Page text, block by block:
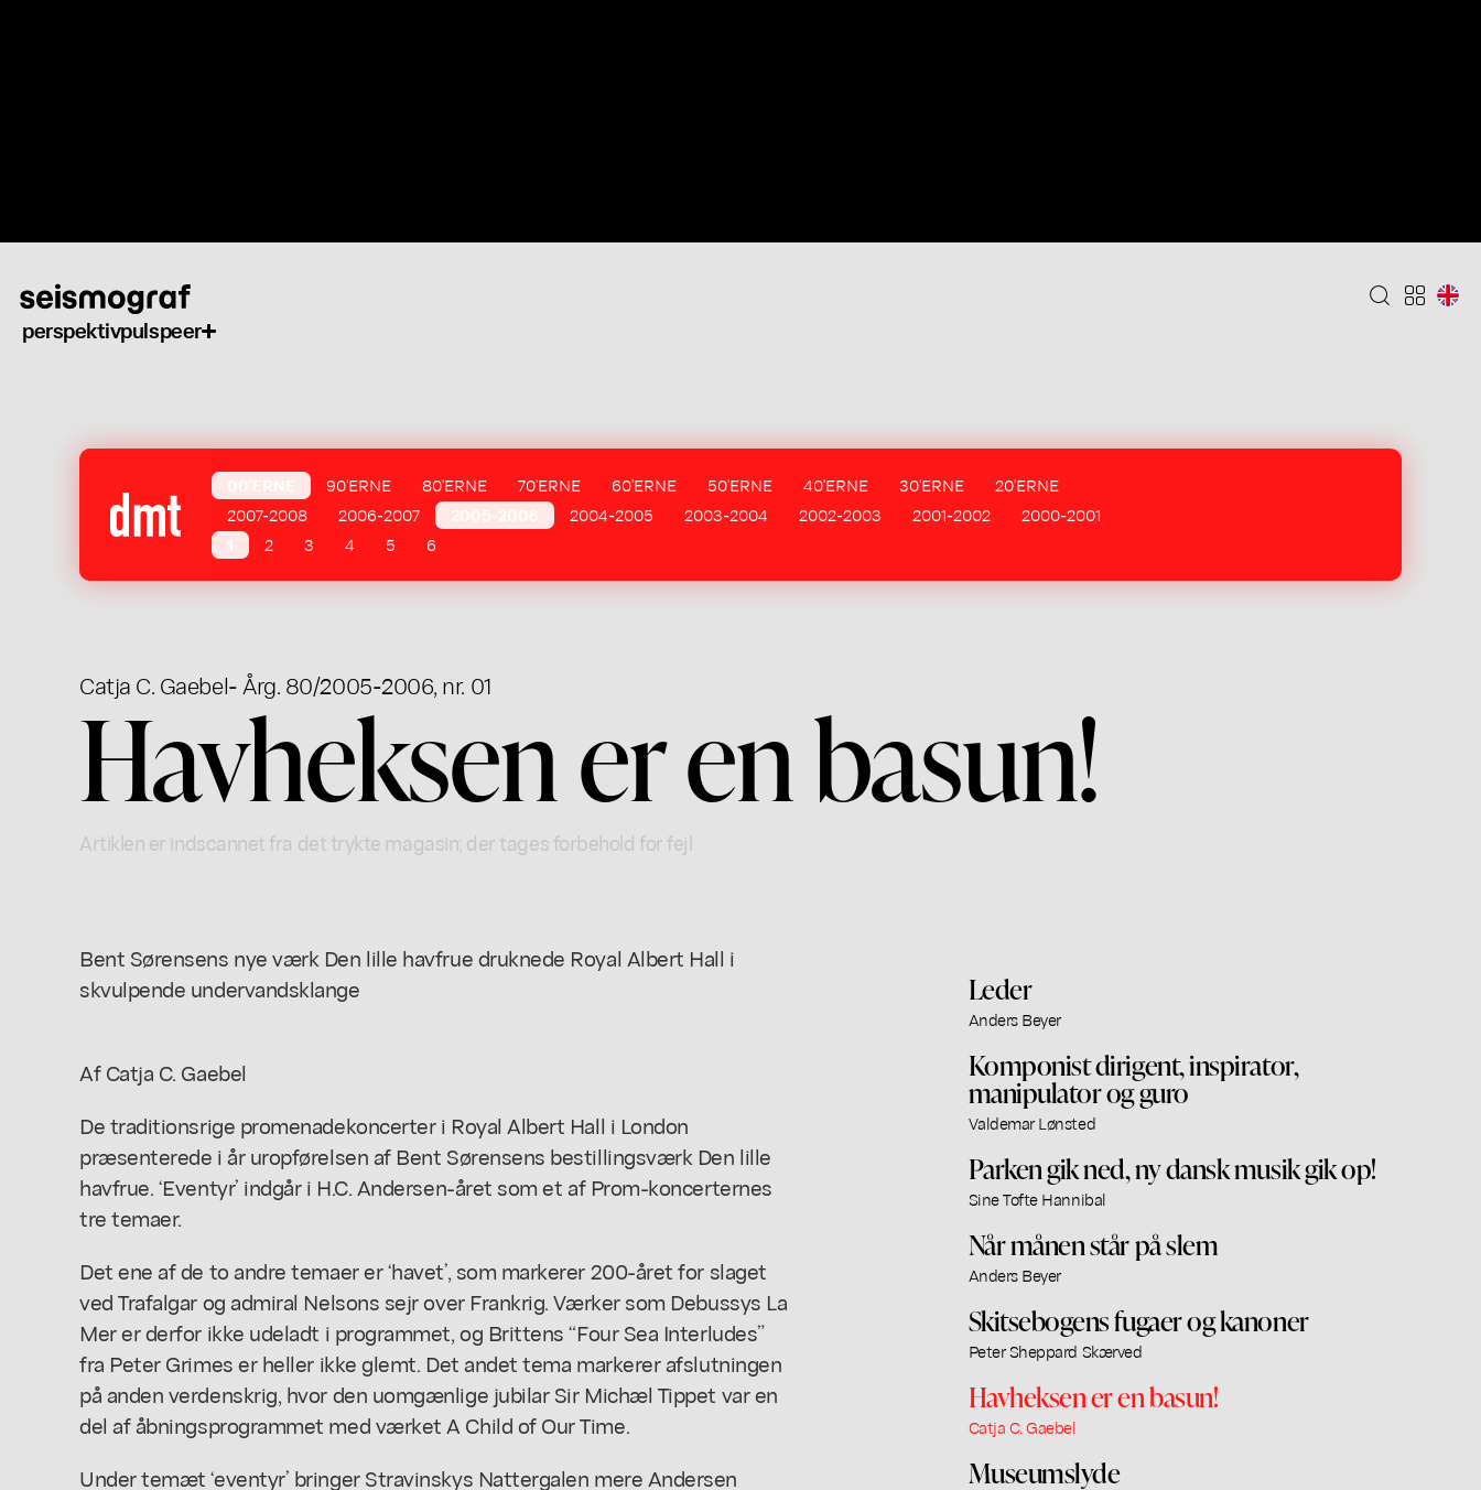
perspektivpulspeer
90'ERNE 80'ERNE 70'ERNE 60'ERNE 50'ERNE 40'ERNE 30'ERNE
20'ERNE
2007-2008
2006-2007 2004-2005 2003-2004 2002-2003 2001-2002
2000-2001
2 3 4 5 6
Catja C. Gaebel- Årg. 80/2005-2006, nr. 01
Havheksen er en basun!
Artiklen er indscannet fra det trykte magasin; der tages forbehold for fejl
Bent Sørensens nye værk Den lille havfrue druknede Royal Albert Hall i
skvulpende undervandsklange
Af Catja C. Gaebel
De traditionsrige promenadekoncerter i Royal Albert Hall i London
præsenterede i år uropførelsen af Bent Sørensens bestillingsværk Den lille
havfrue. ‘Eventyr’ indgår i H.C. Andersen-året som et af Prom-koncerternes
tre temaer.
Det ene af de to andre temaer er ‘havet’, som markerer 200-året for slaget
ved Trafalgar og admiral Nelsons sejr over Frankrig. Værker som Debussys La
Mer er derfor ikke udeladt i programmet, og Brittens “Four Sea Interludes”
fra Peter Grimes er heller ikke glemt. Det andet tema markerer afslutningen
på anden verdenskrig, hvor den uomgænlige jubilar Sir Michæl Tippet var en
del af åbningsprogrammet med værket A Child of Our Time.
Under temæt ‘eventyr’ bringer Stravinskys Nattergalen mere Andersen
Leder
Anders Beyer
Komponist dirigent, inspirator,
manipulator og guro
Valdemar Lønsted
Parken gik ned, ny dansk musik gik op!
Sine Tofte Hannibal
Når månen står på slem
Anders Beyer
Skitsebogens fugaer og kanoner
Peter Sheppard Skærved
Havheksen er en basun!
Catja C. Gaebel
Museumslyde